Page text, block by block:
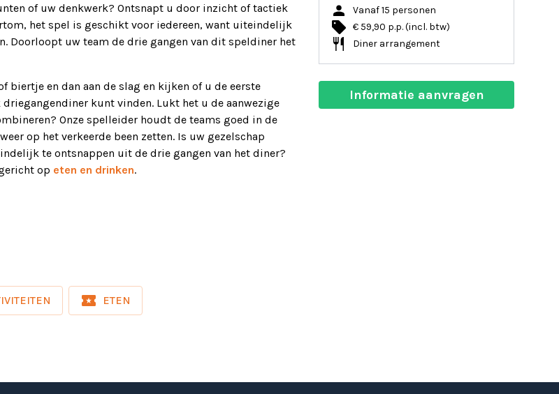
of uw denkwerk? Ontsnapt u door inzicht of tactiek
het spel is geschikt voor iedereen, want uiteindelijk
Doorloopt uw team de drie gangen van dit speldiner het
biertje en dan aan de slag en kijken of u de eerste
driegangendiner kunt vinden. Lukt het u de aanwezige
Onze spelleider houdt de teams goed in de
op het verkeerde been zetten. Is uw gezelschap
te ontsnappen uit de drie gangen van het diner?
op eten en drinken.
- 39 pers)
40 pers)
person Vanaf 15 personen
local_offer € 59,90 p.p. (incl. btw)
restaurant Diner arrangement
Informatie aanvragen
local_activity ETEN